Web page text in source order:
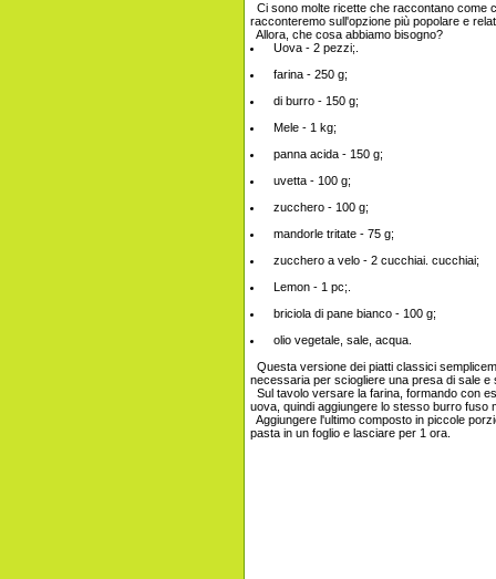
Ci sono molte ricette che raccontano come
racconteremo sull'opzione più popolare e
Allora, che cosa abbiamo bisogno?
Uova - 2 pezzi;.
farina - 250 g;
di burro - 150 g;
Mele - 1 kg;
panna acida - 150 g;
uvetta - 100 g;
zucchero - 100 g;
mandorle tritate - 75 g;
zucchero a velo - 2 cucchiai. cucchiai;
Lemon - 1 pc;.
briciola di pane bianco - 100 g;
olio vegetale, sale, acqua.
Questa versione dei piatti classici
necessaria per sciogliere una presa di sale e
Sul tavolo versare la farina, formando con
uova, quindi aggiungere lo stesso burro fuso
Aggiungere l'ultimo composto in piccole
pasta in un foglio e lasciare per 1 ora.